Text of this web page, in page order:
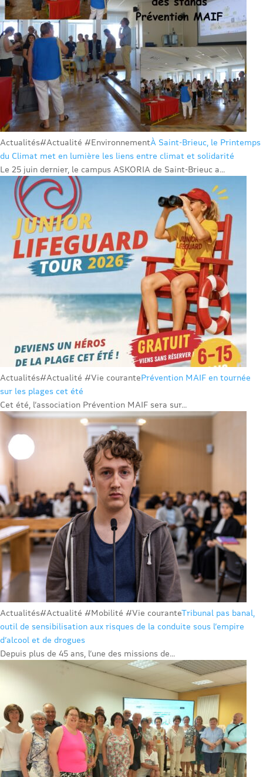
Actualités#Actualité #EnvironnementÀ Saint-Brieuc, le Printemps
du Climat met en lumière les liens entre climat et solidarité
Le 25 juin dernier, le campus ASKORIA de Saint-Brieuc a...
Actualités#Actualité #Vie courantePrévention MAIF en tournée
sur les plages cet été
Cet été, l’association Prévention MAIF sera sur...
Actualités#Actualité #Mobilité #Vie couranteTribunal pas banal,
outil de sensibilisation aux risques de la conduite sous l’empire
d’alcool et de drogues
Depuis plus de 45 ans, l’une des missions de...